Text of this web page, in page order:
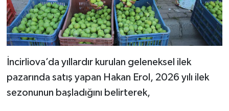
İncirliova’da yıllardır kurulan geleneksel ilek
pazarında satış yapan Hakan Erol, 2026 yılı ilek
sezonunun başladığını belirterek,